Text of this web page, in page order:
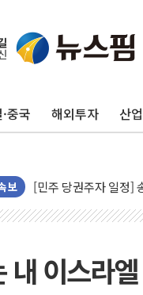
중국 해외투자 산업
보
"세금 부담 덜자"…비
세금 부담 커진 고가
뉴욕증시, 유가·금리
이란, 오만과 호르무
李대통령, 오늘 부동
[오늘의 정치일정] 8
이란, 美·이스라엘 선
유럽증시, 견조한 실
이스라